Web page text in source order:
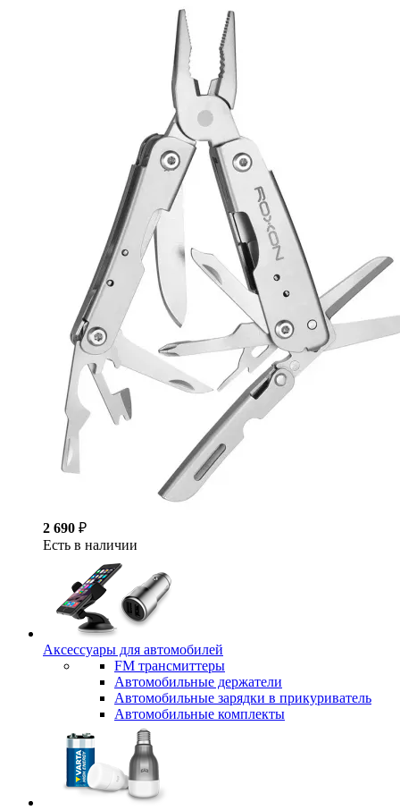
2 690 ₽
Есть в наличии
Аксессуары для автомобилей
FM трансмиттеры
Автомобильные держатели
Автомобильные зарядки в прикуриватель
Автомобильные комплекты